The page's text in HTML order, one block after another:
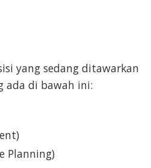
yang sedang ditawarkan
ada di bawah ini:
Planning)